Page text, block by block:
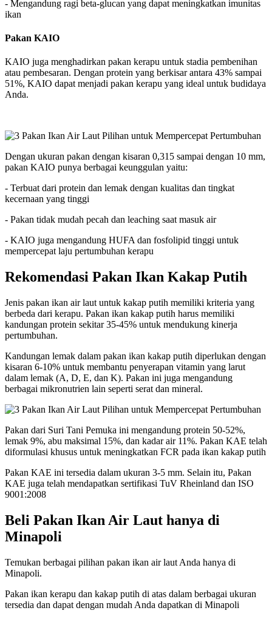
- Mengandung ragi beta-glucan yang dapat meningkatkan imunitas
ikan
Pakan KAIO
KAIO juga menghadirkan pakan kerapu untuk stadia pembenihan
atau pembesaran. Dengan protein yang berkisar antara 43% sampai
51%, KAIO dapat menjadi pakan kerapu yang ideal untuk budidaya
Anda.
Dengan ukuran pakan dengan kisaran 0,315 sampai dengan 10 mm,
pakan KAIO punya berbagai keunggulan yaitu:
- Terbuat dari protein dan lemak dengan kualitas dan tingkat
kecernaan yang tinggi
- Pakan tidak mudah pecah dan leaching saat masuk air
- KAIO juga mengandung HUFA dan fosfolipid tinggi untuk
mempercepat laju pertumbuhan kerapu
Rekomendasi Pakan Ikan Kakap Putih
Jenis pakan ikan air laut untuk kakap putih memiliki kriteria yang
berbeda dari kerapu. Pakan ikan kakap putih harus memiliki
kandungan protein sekitar 35-45% untuk mendukung kinerja
pertumbuhan.
Kandungan lemak dalam pakan ikan kakap putih diperlukan dengan
kisaran 6-10% untuk membantu penyerapan vitamin yang larut
dalam lemak (A, D, E, dan K). Pakan ini juga mengandung
berbagai mikronutrien lain seperti serat dan mineral.
Pakan dari Suri Tani Pemuka ini mengandung protein 50-52%,
lemak 9%, abu maksimal 15%, dan kadar air 11%. Pakan KAE telah
diformulasi khusus untuk meningkatkan FCR pada ikan kakap putih
Pakan KAE ini tersedia dalam ukuran 3-5 mm. Selain itu, Pakan
KAE juga telah mendapatkan sertifikasi TuV Rheinland dan ISO
9001:2008
Beli Pakan Ikan Air Laut hanya di
Minapoli
Temukan berbagai pilihan pakan ikan air laut Anda hanya di
Minapoli.
Pakan ikan kerapu dan kakap putih di atas dalam berbagai ukuran
tersedia dan dapat dengan mudah Anda dapatkan di Minapoli